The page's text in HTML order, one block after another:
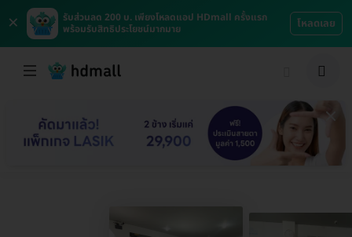
×
รับส่วนลด 200 บ. เพียงโหลดแอป HDmall ครั้งแรก
พร้อมรับสิทธิประโยชน์มากมาย
โหลดเลย